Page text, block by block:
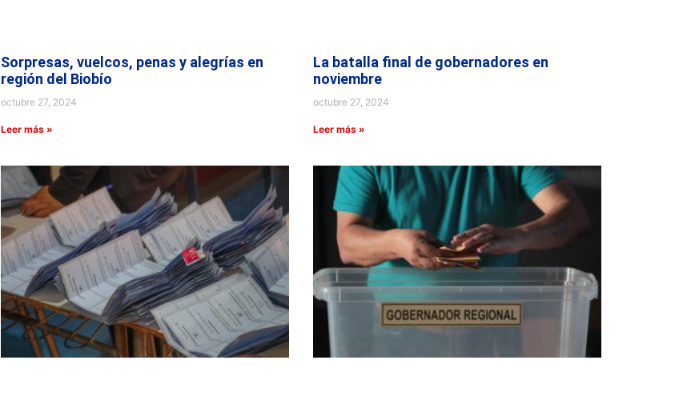
Sorpresas, vuelcos, penas y alegrías en
región del Biobío
octubre 27, 2024
Leer más »
La batalla final de gobernadores en
noviembre
octubre 27, 2024
Leer más »